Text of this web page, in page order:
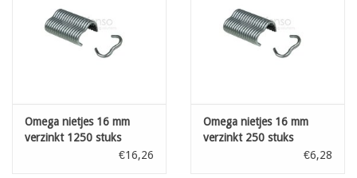
Omega nietjes 16 mm
verzinkt 1250 stuks
€16,26
Omega nietjes 16 mm
verzinkt 250 stuks
€6,28